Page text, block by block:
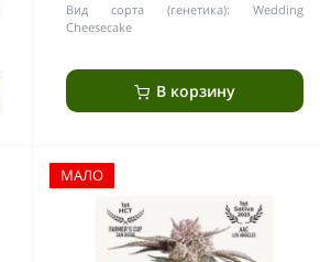
Вид сорта (генетика):
Wedding
Cheesecake
В корзину
МАЛО